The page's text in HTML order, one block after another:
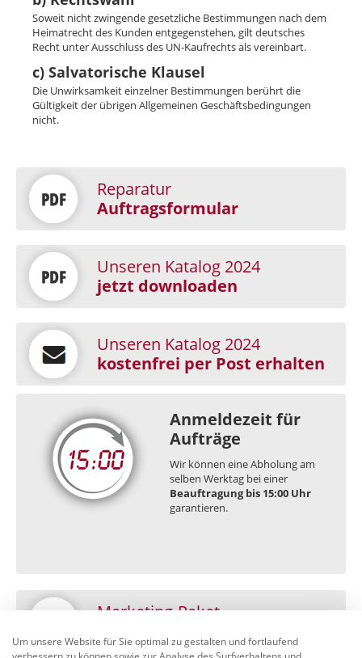
Soweit nicht zwingende gesetzliche Bestimmungen nach dem
Heimatrecht des Kunden entgegenstehen, gilt deutsches
Recht unter Ausschluss des UN-Kaufrechts als vereinbart.
c) Salvatorische Klausel
Die Unwirksamkeit einzelner Bestimmungen berührt die
Gültigkeit der übrigen Allgemeinen Geschäftsbedingungen
nicht.
Reparatur
Auftragsformular
Unseren Katalog 2024
jetzt downloaden
Unseren Katalog 2024
kostenfrei per Post erhalten
Anmeldezeit für
Aufträge
Wir können eine Abholung am
selben Werktag bei einer
Beauftragung bis 15:00 Uhr
garantieren.
Marketing-Paket
Um unsere Website für Sie optimal zu gestalten und fortlaufend